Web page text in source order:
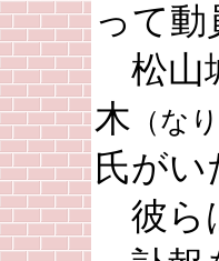
って
松山
木 （な
氏がい
彼ら